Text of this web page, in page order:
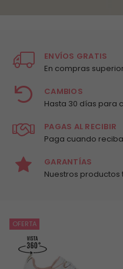
ENVÍOS GRATIS
En compras
CAMBIOS
Hasta 30 días para
PAGAS AL RECIBIR
Paga cuando
GARANTÍAS
Nuestros
OFERTA